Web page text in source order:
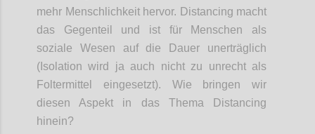
mehr Menschlichkeit hervor. Distancing macht
das Gegenteil und ist für Menschen als
soziale Wesen auf die Dauer unerträglich
(Isolation wird ja auch nicht zu unrecht als
Foltermittel eingesetzt). Wie bringen wir
diesen Aspekt in das Thema Distancing
hinein?